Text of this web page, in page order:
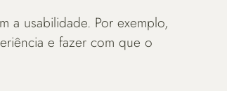
a usabilidade. Por exemplo,
e fazer com que o